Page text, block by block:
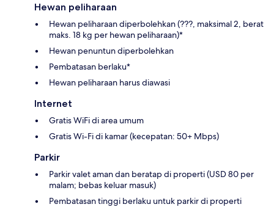
Hewan peliharaan
Hewan peliharaan diperbolehkan (???, maksimal 2, berat
maks. 18 kg per hewan peliharaan)*
Hewan penuntun diperbolehkan
Pembatasan berlaku*
Hewan peliharaan harus diawasi
Internet
Gratis WiFi di area umum
Gratis Wi-Fi di kamar (kecepatan: 50+ Mbps)
Parkir
Parkir valet aman dan beratap di properti (USD 80 per
malam; bebas keluar masuk)
Pembatasan tinggi berlaku untuk parkir di properti